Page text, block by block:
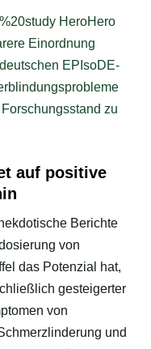
auf positive
Berichte
von
das Potenzial hat,
gesteigerter
von
und